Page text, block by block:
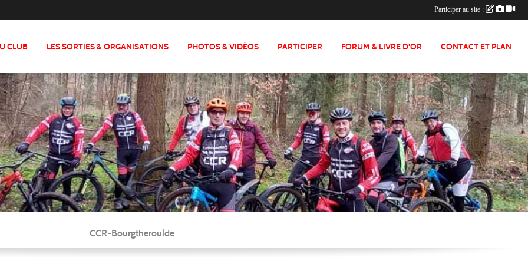
CLUB LES SORTIES & ORGANISATIONS PHOTOS & VIDÉOS PARTICIPER FORUM & LIVRE D'OR CONTACT ET PLAN
CCR-Bourgtheroulde
Participer au site :